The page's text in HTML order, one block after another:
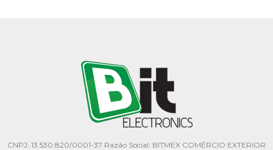
CNPJ: 13.530.820/0001-37 Razão Social: BITMEX COMÉRCIO EXTERIOR